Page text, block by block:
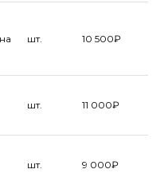
шт. 10 500₽
шт. 11 000₽
шт. 9 000₽